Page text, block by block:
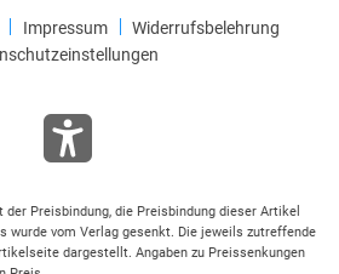
Impressum
Widerrufsbelehrung
Preisbindung, die Preisbindung dieser Artikel
wurde vom Verlag gesenkt. Die jeweils zutreffende
dargestellt. Angaben zu Preissenkungen